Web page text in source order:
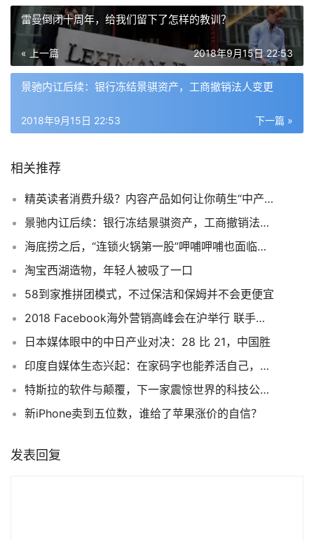
雷曼倒闭十周年，给我们留下了怎样的教训？
« 上一篇 2018年9月15日 22:53
景驰内讧后续：银行冻结景骐资产，工商撤销法人变更
下一篇 »
2018年9月15日 22:53
相关推荐
精英读者消费升级？内容产品如何让你萌生“中产幻觉”
景驰内讧后续：银行冻结景骐资产，工商撤销法人变更
海底捞之后，“连锁火锅第一股”呷哺呷哺也面临食品安全之殇
淘宝西湖造物，年轻人被吸了一口
58到家推拼团模式，不过保洁和保姆并不会更便宜
2018 Facebook海外营销高峰会在沪举行 联手毕马威发布中国出海品牌50强，助力中国品牌迈向全球
日本媒体眼中的中日产业对决：28 比 21，中国胜
印度自媒体生态兴起：在家码字也能养活自己，但又跟中国的不一样
特斯拉的软件与颠覆，下一家震惊世界的科技公司会是它吗？
新iPhone卖到五位数，谁给了苹果涨价的自信？
发表回复